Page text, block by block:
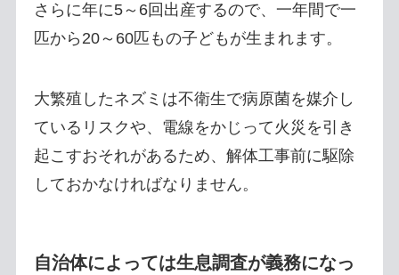
さらに年に5～6回出産するので、一年間で一
匹から20～60匹もの子どもが生まれます。
大繁殖したネズミは不衛生で病原菌を媒介し
ているリスクや、電線をかじって火災を引き
起こすおそれがあるため、解体工事前に駆除
しておかなければなりません。
自治体によっては生息調査が義務になっ